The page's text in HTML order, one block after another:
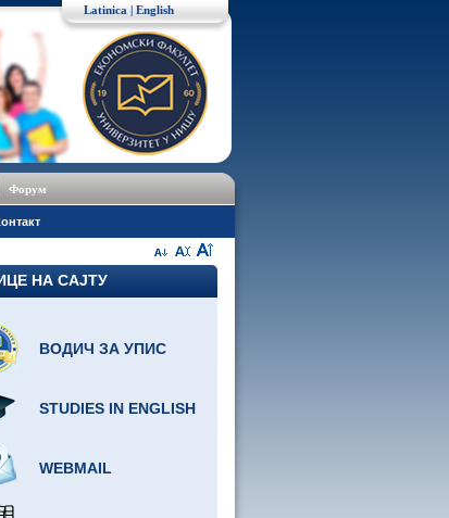
Latinica | English
Форум
НА САЈТУ
ВОДИЧ ЗА УПИС
STUDIES IN ENGLISH
WEBMAIL